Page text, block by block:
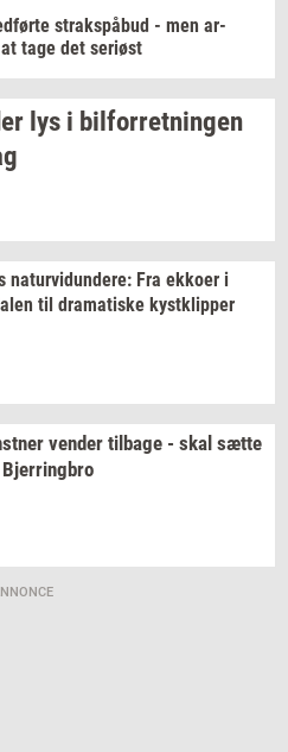
straks­på­bud - men ar­
tage det se­ri­øst
lys i bil­for­ret­nin­gen
na­tur­vi­dun­de­re: Fra ek­ko­er i
til dra­ma­ti­ske kyst­klip­per
ven­der til­ba­ge - skal sætte
Bjer­ring­bro